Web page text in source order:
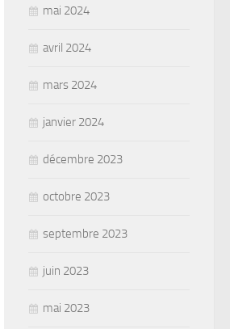
mai 2024
avril 2024
mars 2024
janvier 2024
décembre 2023
octobre 2023
septembre 2023
juin 2023
mai 2023